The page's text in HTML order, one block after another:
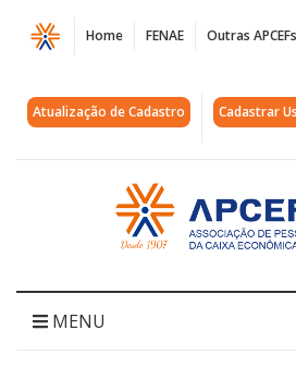
Página
CEE-
Caixa
novamente
imediata
das
Home FENAE Outras APCEFs
Atualização de Cadastro Cadastrar
Acessar
página
inicial
MENU